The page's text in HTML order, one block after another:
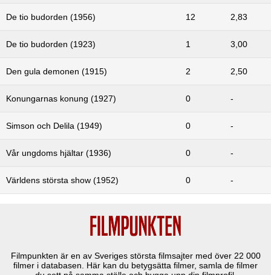
De tio budorden (1956) 12 2,83
De tio budorden (1923) 1 3,00
Den gula demonen (1915) 2 2,50
Konungarnas konung (1927) 0 -
Simson och Delila (1949) 0 -
Vår ungdoms hjältar (1936) 0 -
Världens största show (1952) 0 -
Filmpunkten är en av Sveriges största filmsajter med över 22 000
filmer i databasen. Här kan du betygsätta filmer, samla de filmer